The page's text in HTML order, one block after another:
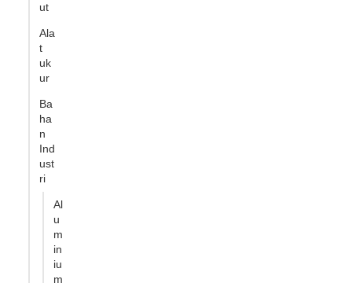
ut
Ala
t
uk
ur
Ba
ha
n
Ind
ust
ri
Al
u
m
in
iu
m